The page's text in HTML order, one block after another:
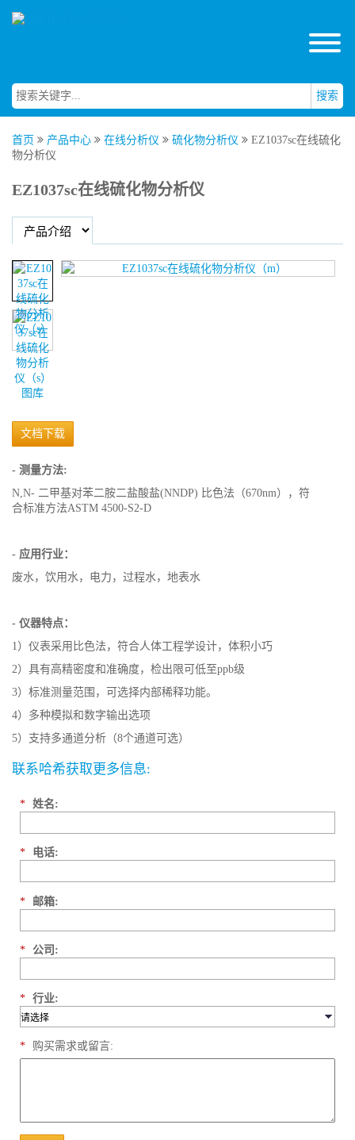
搜索
首页 产品中心 在线分析仪 硫化物分析仪
EZ1037sc在线硫化
物分析仪
EZ1037sc在线硫化物分析仪
图库
文档下载
- 测量方法:
N,N- 二甲基对苯二胺二盐酸盐(NNDP) 比色法（670nm），符
合标准方法ASTM 4500-S2-D
- 应用行业：
废水，饮用水，电力，过程水，地表水
- 仪器特点：
1）仪表采用比色法，符合人体工程学设计，体积小巧
2）具有高精密度和准确度，检出限可低至ppb级
3）标准测量范围，可选择内部稀释功能。
4）多种模拟和数字输出选项
5）支持多通道分析（8个通道可选）
联系哈希获取更多信息:
* 姓名:
* 电话:
* 邮箱:
* 公司:
* 行业:
* 购买需求或留言: